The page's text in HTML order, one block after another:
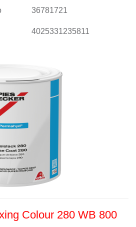
36781721
4025331235811
Colour 280 WB 800